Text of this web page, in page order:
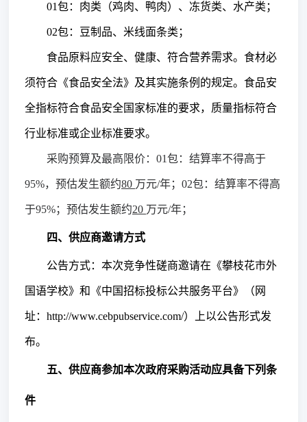
01包： 肉类（鸡肉、鸭肉）、冻货类、水产类；
02包：豆制品、米线面条类；
食品原料应安全、健康、符合营养需求。食材必
须符合《食品安全法》及其实施条例的规定。食品安
全指标符合食品安全国家标准的要求，质量指标符合
行业标准或企业标准要求。
采购预算及最高限价： 01包：结算率不得高于
95%， 预估发生额约80 万元/年； 02包：结算率不得高
于95%；预估发生额约20 万元/年；
四、供应商邀请方式
公告方式：本次竞争性磋商邀请在 《攀枝花市外
国语学校》 和 《中国招标投标公共服务平台》（网
址： http://www.cebpubservice.com/）上以公告形式发
布。
五、供应商参加本次政府采购活动应具备下列条
件